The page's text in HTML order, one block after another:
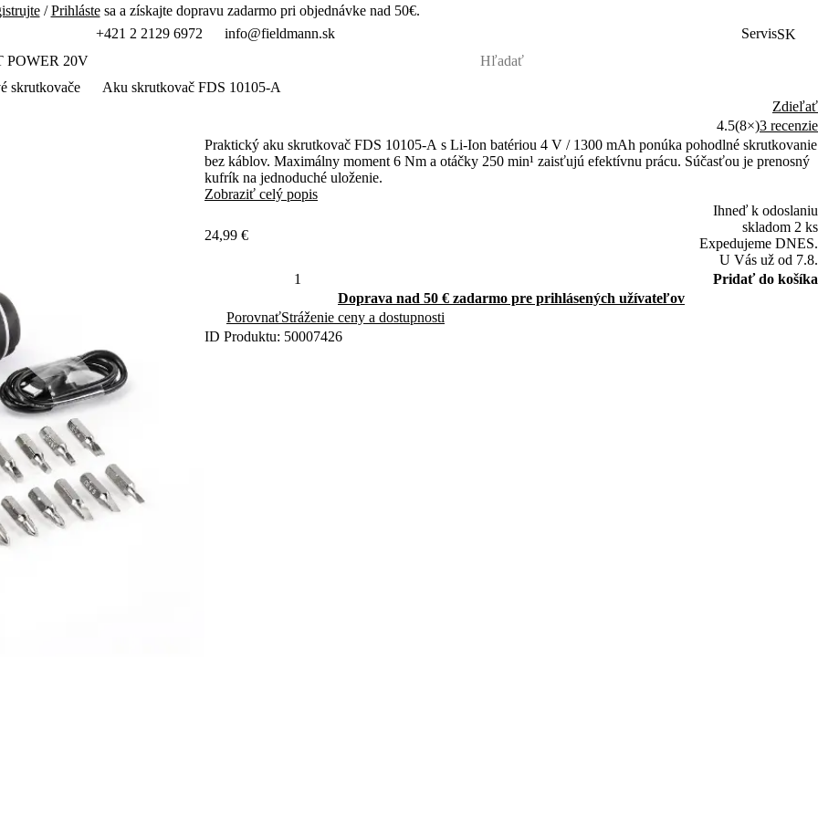
/Prihlástesa a získajte dopravu zadarmo pri objednávke nad 50€.
+421 2 2129 6972
info@fieldmann.sk ServisSK
POWER 20V
skrutkovače
Aku skrutkovač FDS 10105-A
Zdieľať
4.5(8×)3 recenzie
Praktický aku skrutkovač FDS 10105-A s Li-Ion batériou 4 V / 1300 mAh ponúka pohodlné skrutkovanie
bez káblov. Maximálny moment 6 Nm a otáčky 250 min¹ zaisťujú efektívnu prácu. Súčasťou je prenosný
kufrík na jednoduché uloženie.
Zobraziť celý popis
24,99 €
Ihneď k odoslaniu
skladom 2 ks
Expedujeme DNES.
U Vás už od 7.8.
Pridať do košíka
Doprava nad 50 € zadarmo pre prihlásených užívateľov
PorovnaťStráženie ceny a dostupnosti
ID Produktu: 50007426